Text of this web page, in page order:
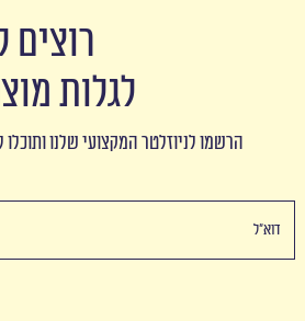
לגלות
הרשמו לניוזלטר המקצועי שלנו